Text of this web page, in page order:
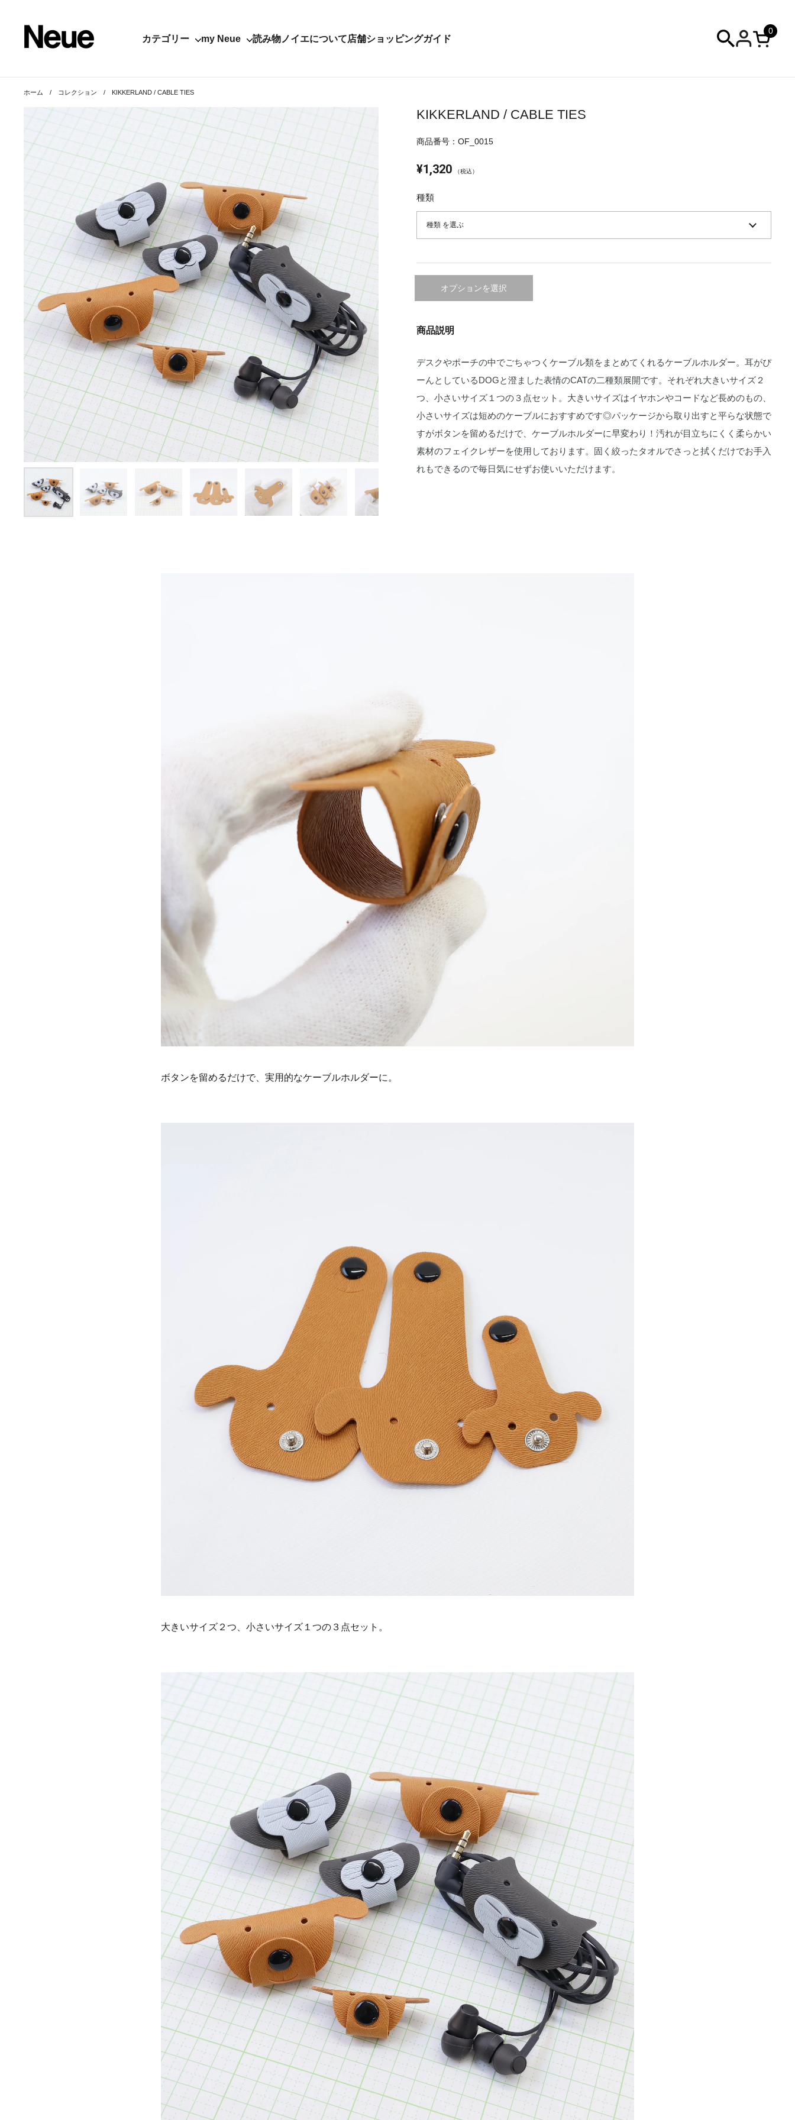
カテゴリー my Neue 読み物 ノイエについて店舗ショッピングガイド
カートを
0
ホーム / コレクション / KIKKERLAND / CABLE TIES
KIKKERLAND / CABLE TIES
商品番号：OF_0015
¥1,320 （税込）
種類
オプションを選択
商品説明
デスクやポーチの中でごちゃつくケーブル類をまとめてくれるケーブルホルダー。耳がぴ
ーんとしているDOGと澄ました表情のCATの二種類展開です。それぞれ大きいサイズ２
つ、小さいサイズ１つの３点セット。大きいサイズはイヤホンやコードなど長めのもの、
小さいサイズは短めのケーブルにおすすめです◎パッケージから取り出すと平らな状態で
すがボタンを留めるだけで、ケーブルホルダーに早変わり！汚れが目立ちにくく柔らかい
素材のフェイクレザーを使用しております。固く絞ったタオルでさっと拭くだけでお手入
れもできるので毎日気にせずお使いいただけます。
ボタンを留めるだけで、実用的なケーブルホルダーに。
大きいサイズ２つ、小さいサイズ１つの３点セット。